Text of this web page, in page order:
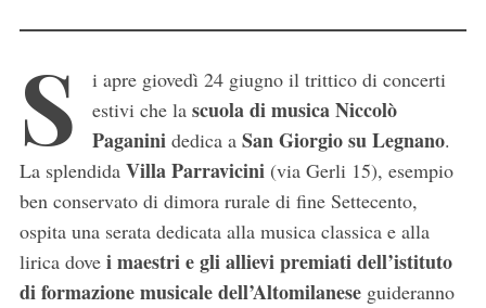
S
i apre giovedì 24 giugno il trittico di concerti
estivi che la scuola di musica Niccolò
Paganinidedica a San Giorgio su Legnano.
La splendida Villa Parravicini(via Gerli 15), esempio
ben conservato di dimora rurale di fine Settecento,
ospita una serata dedicata alla musica classica e alla
lirica dove i maestri e gli allievi premiati dell’istituto
di formazione musicale dell’Altomilaneseguideranno